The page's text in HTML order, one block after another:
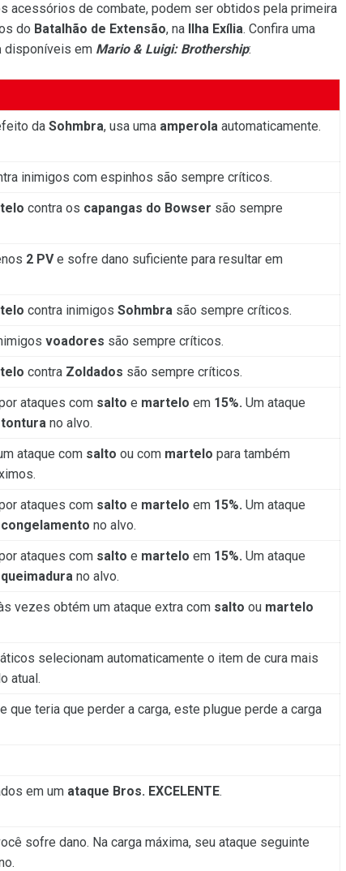
acessórios de combate, podem ser obtidos pela primeira
do Batalhão de Extensão, na Ilha Exília. Confira uma
disponíveis em Mario & Luigi: Brothership:
da Sohmbra, usa uma amperola automaticamente.
inimigos com espinhos são sempre críticos.
contra os capangas do Bowser são sempre
2 PVe sofre dano suficiente para resultar em
contra inimigos Sohmbra são sempre críticos.
voadores são sempre críticos.
contra Zoldados são sempre críticos.
ataques com salto e martelo em 15%. Um ataque
tontura no alvo.
ataque com salto ou com martelo para também
ataques com salto e martelo em 15%. Um ataque
congelamento no alvo.
ataques com salto e martelo em 15%. Um ataque
queimadura no alvo.
vezes obtém um ataque extra com salto ou martelo
selecionam automaticamente o item de cura mais
atual.
que teria que perder a carga, este plugue perde a carga
em um ataque Bros. EXCELENTE.
sofre dano. Na carga máxima, seu ataque seguinte